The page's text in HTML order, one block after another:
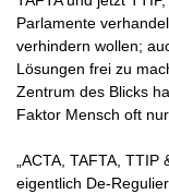
Parlamente
verhindern wollen;
Lösungen frei zu
Zentrum des Blicks
Faktor Mensch oft
„ACTA, TAFTA,
eigentlich De-